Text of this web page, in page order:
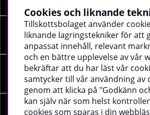
Sociala medier
Företagsuppgifter
Cookies och liknande
Tillskottsbolaget använder
liknande lagringstekniker för att
anpassat innehåll, relevant
och en bättre upplevelse av vår
bekräftar att du har läst vår
samtycker till vår användning av
genom att klicka på "Godkänn
kan själv när som helst
cookies som sparas i din